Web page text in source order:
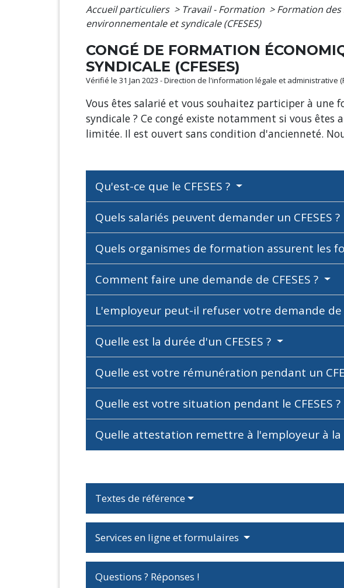
Accueil particuliers > Travail - Formation > Formation
environnementale et syndicale (CFESES)
CONGÉ DE FORMATION
SYNDICALE (CFESES)
Vérifié le 31 Jan 2023 - Direction de l'information légale et administrative
Vous êtes salarié et vous souhaitez participer à
syndicale ? Ce congé existe notamment si vous êtes
limitée. Il est ouvert sans condition d'ancienneté.
Qu'est-ce que le CFESES ?
Quels salariés peuvent demander un CFESES ?
Quels organismes de formation assurent les
Comment faire une demande de CFESES ?
L'employeur peut-il refuser votre demande de
Quelle est la durée d'un CFESES ?
Quelle est votre rémunération pendant un
Quelle est votre situation pendant le CFESES ?
Quelle attestation remettre à l'employeur à
Textes de référence
Services en ligne et formulaires
Questions ? Réponses !